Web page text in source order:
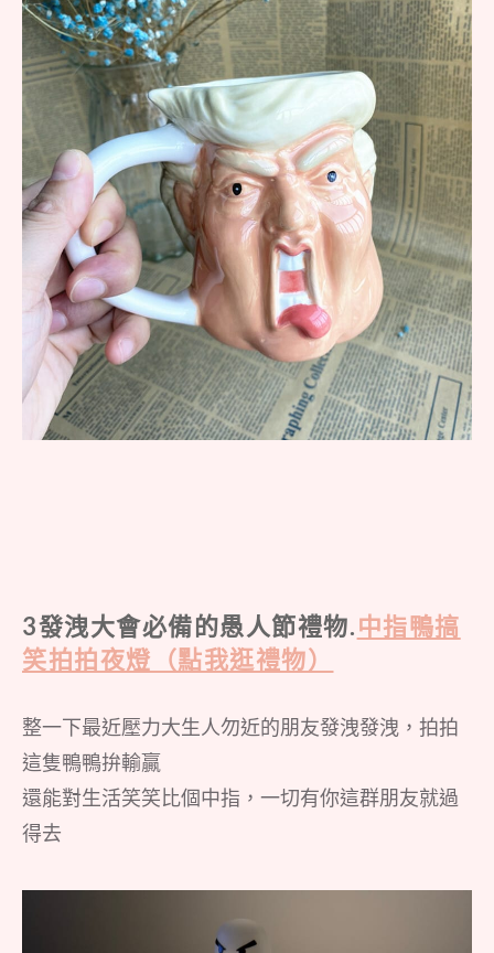
3發洩大會必備的愚人節禮物.中指鴨搞
笑拍拍夜燈（點我逛禮物）
整一下最近壓力大生人勿近的朋友發洩發洩，拍拍
這隻鴨鴨拚輸贏
還能對生活笑笑比個中指，一切有你這群朋友就過
得去